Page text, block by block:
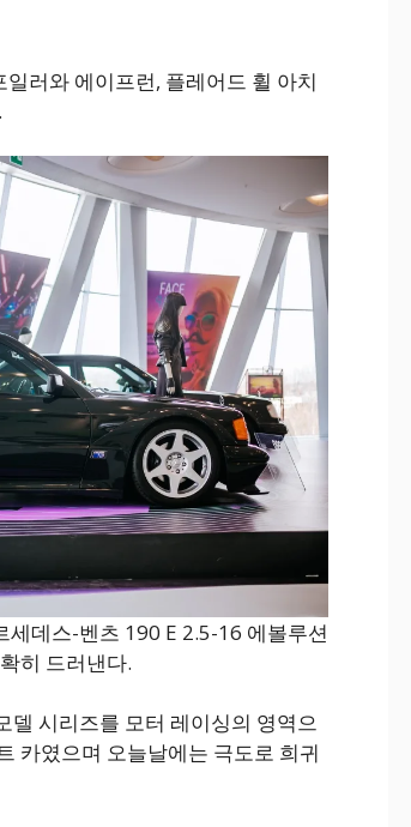
러와 에이프런, 플레어드 휠 아치
세데스-벤츠 190 E 2.5-16 에볼루션
히 드러낸다.
델 시리즈를 모터 레이싱의 영역으
카였으며 오늘날에는 극도로 희귀